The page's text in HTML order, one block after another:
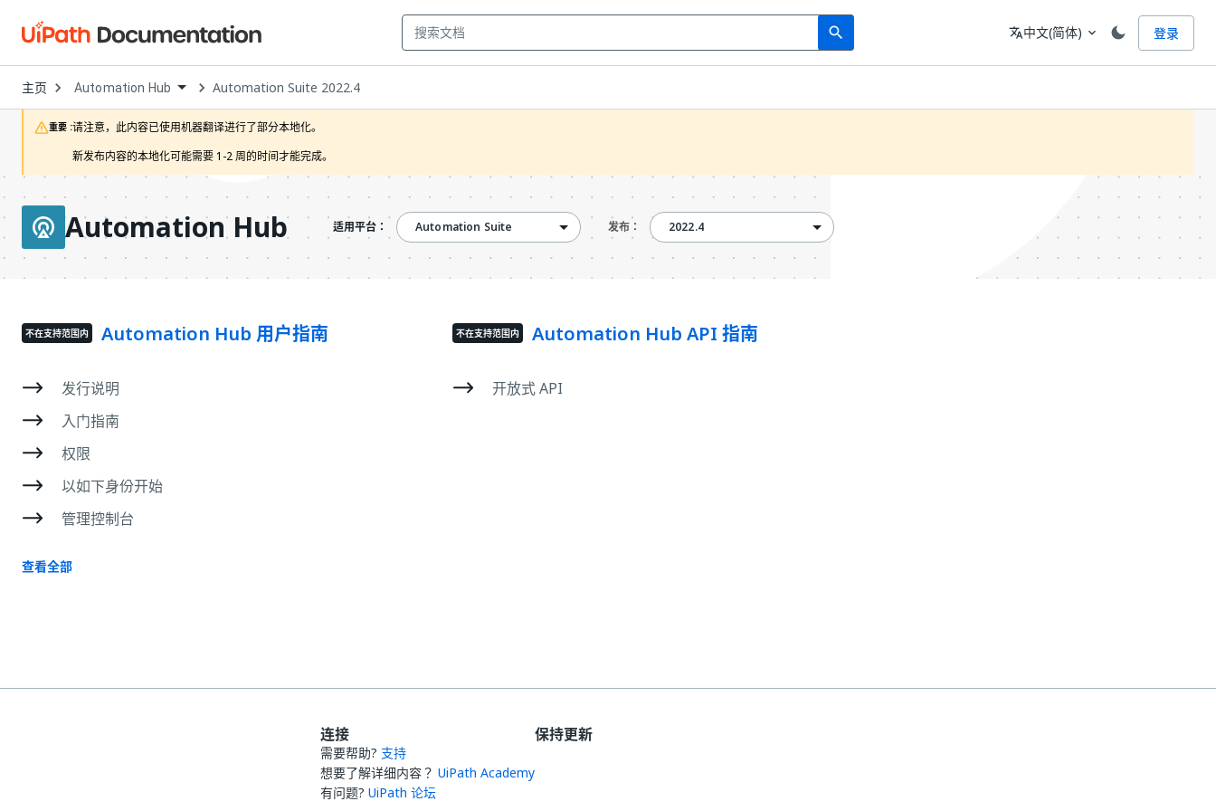
search
Search 语言
translate中文(简体) expand_more 登录
主页 Open
Dropdown
to
choose
product
Automation Hub Automation Suite 2022.4
重要 :请注意，此内容已使用机器翻译进行了部分本地化。
新发布内容的本地化可能需要 1-2 周的时间才能完成。
Automation Hub 适用平台： Automation Suite 发布： 2022.42022.4
不在支持范围内 Automation Hub 用户指南
发行说明
入门指南
权限
以如下身份开始
管理控制台
查看全部
不在支持范围内 Automation Hub API 指南
开放式 API
连接
需要帮助? 支持
想要了解详细内容？ UiPath Academy
有问题? UiPath 论坛
保持更新